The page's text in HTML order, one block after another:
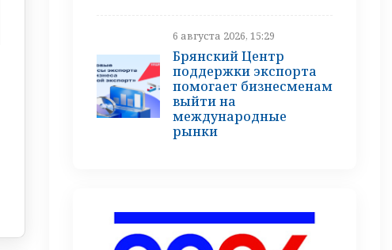
6 августа 2026, 15:29
Брянский Центр
поддержки экспорта
помогает бизнесменам
выйти на
международные
рынки